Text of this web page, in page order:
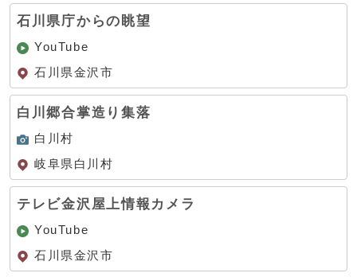
石川県庁からの眺望
YouTube
石川県金沢市
白川郷合掌造り集落
白川村
岐阜県白川村
テレビ金沢屋上情報カメラ
YouTube
石川県金沢市